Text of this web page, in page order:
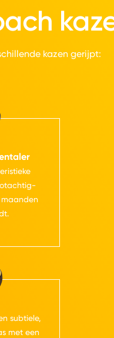
kazen gerijpt:
subtiele,
met een